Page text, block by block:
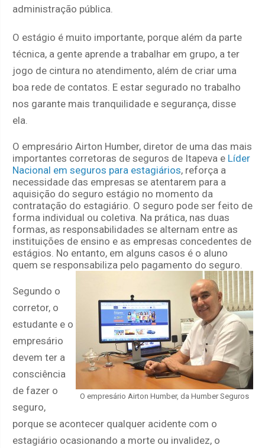
administração pública.
O estágio é muito importante, porque além da parte
técnica, a gente aprende a trabalhar em grupo, a ter
jogo de cintura no atendimento, além de criar uma
boa rede de contatos. E estar segurado no trabalho
nos garante mais tranquilidade e segurança, disse
ela.
O empresário Airton Humber, diretor de uma das mais
importantes corretoras de seguros de Itapeva e Líder
Nacional em seguros para estagiários, reforça a
necessidade das empresas se atentarem para a
aquisição do seguro estágio no momento da
contratação do estagiário. O seguro pode ser feito de
forma individual ou coletiva. Na prática, nas duas
formas, as responsabilidades se alternam entre as
instituições de ensino e as empresas concedentes de
estágios. No entanto, em alguns casos é o aluno
quem se responsabiliza pelo pagamento do seguro.
O empresário Airton Humber, da Humber Seguros
Segundo o
corretor, o
estudante e o
empresário
devem ter a
consciência
de fazer o
seguro,
porque se acontecer qualquer acidente com o
estagiário ocasionando a morte ou invalidez, o